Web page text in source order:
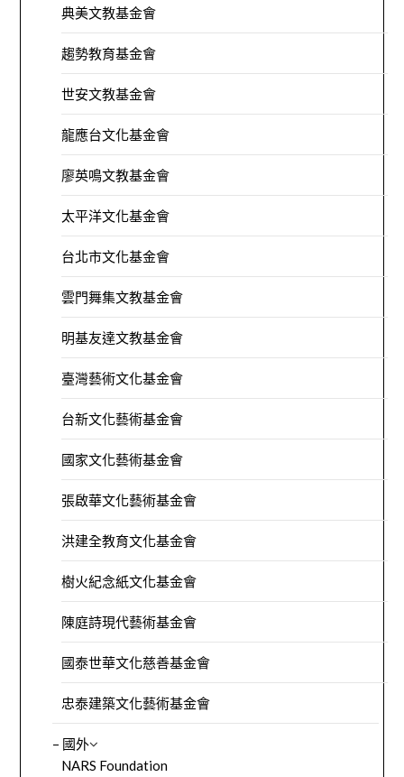
典美文教基金會
趨勢教育基金會
世安文教基金會
龍應台文化基金會
廖英鳴文教基金會
太平洋文化基金會
台北市文化基金會
雲門舞集文教基金會
明基友達文教基金會
臺灣藝術文化基金會
台新文化藝術基金會
國家文化藝術基金會
張啟華文化藝術基金會
洪建全教育文化基金會
樹火紀念紙文化基金會
陳庭詩現代藝術基金會
國泰世華文化慈善基金會
忠泰建築文化藝術基金會
– 國外
NARS Foundation